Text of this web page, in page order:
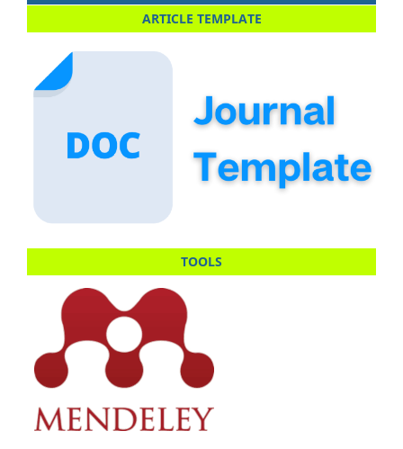
ARTICLE TEMPLATE
TOOLS